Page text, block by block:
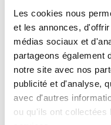
Les cookies nous
et les annonces,
médias sociaux et
partageons également
notre site avec nos
publicité et d'analyse,
avec d'autres
ou qu'ils ont collectées
Voir
5 étoiles
étoiles
2étoiles
1étoile
Trier les avis